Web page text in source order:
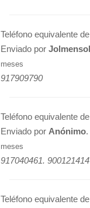
Teléfono equivalente de
Enviado por Jolmensol
meses
917909790
Teléfono equivalente de
Enviado por Anónimo.
meses
917040461. 900121414
Teléfono equivalente de